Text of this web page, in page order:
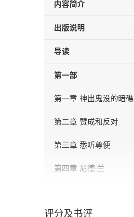
内容简介
出版说明
导读
第一部
第一章 神出鬼没的暗礁
第二章 赞成和反对
第三章 悉听尊便
第四章 尼德·兰
第六章 开足马力
评分及书评